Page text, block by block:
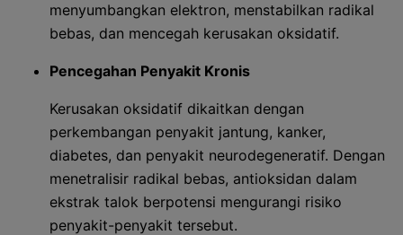
menyumbangkan elektron, menstabilkan radikal
bebas, dan mencegah kerusakan oksidatif.
Pencegahan Penyakit Kronis
Kerusakan oksidatif dikaitkan dengan
perkembangan penyakit jantung, kanker,
diabetes, dan penyakit neurodegeneratif. Dengan
menetralisir radikal bebas, antioksidan dalam
ekstrak talok berpotensi mengurangi risiko
penyakit-penyakit tersebut.